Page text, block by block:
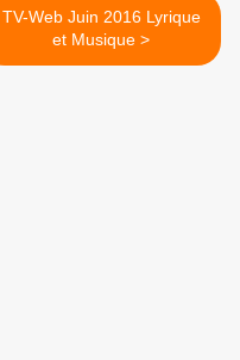
TV-Web Juin 2016 Lyrique
et Musique >